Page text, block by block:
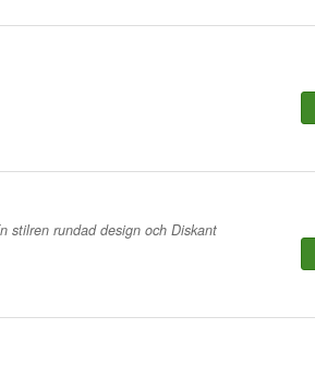
stilren rundad design och Diskant